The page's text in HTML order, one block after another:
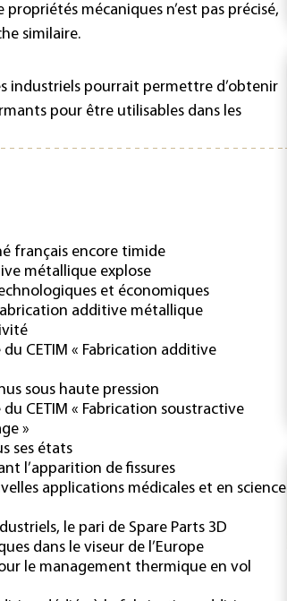
mécaniques n’est pas précisé,
similaire.
industriels pourrait permettre d’obtenir
pour être utilisables dans les
français encore timide
métallique explose
et économiques
additive métallique
CETIM « Fabrication additive
sous haute pression
CETIM « Fabrication soustractive
»
ses états
l’apparition de fissures
applications médicales et en science
le pari de Spare Parts 3D
dans le viseur de l’Europe
le management thermique en vol